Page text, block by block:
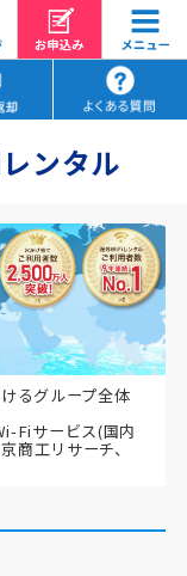
ンタル
るグループ全体
Fiサービス(国内
商工リサーチ、